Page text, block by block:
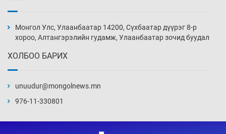
15 цаг 37 мин
16 цаг 7 мин
Монгол Улс, Улаанбаатар 14200, Сүхбаатар дүүрэг 8-р
хороо, Алтангэрэлийн гудамж, Улаанбаатар зочид буудал
ХОЛБОО БАРИХ
unuudur@mongolnews.mn
976-11-330801